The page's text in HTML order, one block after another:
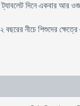
দিনে একবার আর
নীচে শিশুদের